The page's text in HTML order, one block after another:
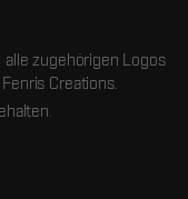
zugehörigen Logos
Creations.